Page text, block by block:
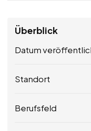
Überblick
Datum
Standort
Berufsfeld